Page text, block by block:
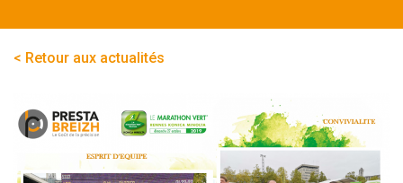
< Retour aux actualités